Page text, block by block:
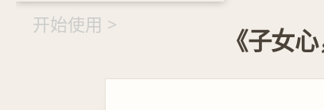
开始使用 >
《子女